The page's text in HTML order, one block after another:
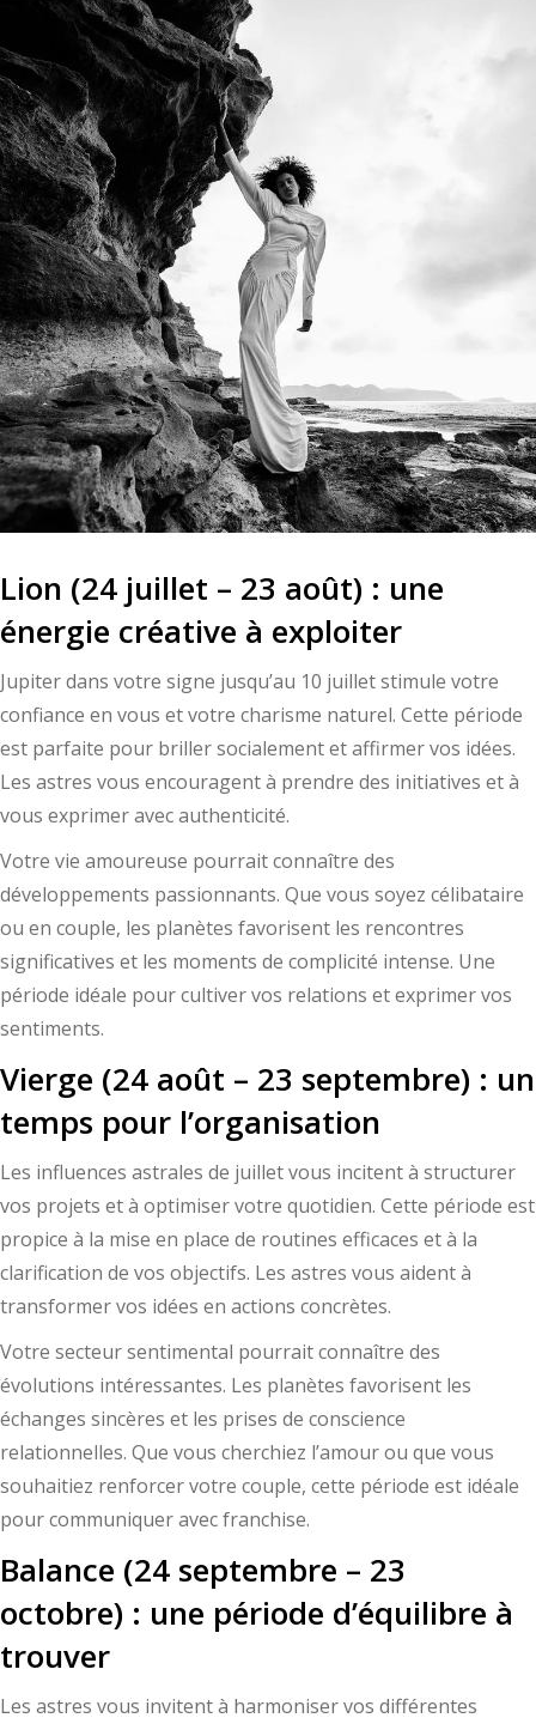
Lion (24 juillet – 23 août) : une
énergie créative à exploiter
Jupiter dans votre signe jusqu’au 10 juillet stimule votre
confiance en vous et votre charisme naturel. Cette période
est parfaite pour briller socialement et affirmer vos idées.
Les astres vous encouragent à prendre des initiatives et à
vous exprimer avec authenticité.
Votre vie amoureuse pourrait connaître des
développements passionnants. Que vous soyez célibataire
ou en couple, les planètes favorisent les rencontres
significatives et les moments de complicité intense. Une
période idéale pour cultiver vos relations et exprimer vos
sentiments.
Vierge (24 août – 23 septembre) : un
temps pour l’organisation
Les influences astrales de juillet vous incitent à structurer
vos projets et à optimiser votre quotidien. Cette période est
propice à la mise en place de routines efficaces et à la
clarification de vos objectifs. Les astres vous aident à
transformer vos idées en actions concrètes.
Votre secteur sentimental pourrait connaître des
évolutions intéressantes. Les planètes favorisent les
échanges sincères et les prises de conscience
relationnelles. Que vous cherchiez l’amour ou que vous
souhaitiez renforcer votre couple, cette période est idéale
pour communiquer avec franchise.
Balance (24 septembre – 23
octobre) : une période d’équilibre à
trouver
Les astres vous invitent à harmoniser vos différentes